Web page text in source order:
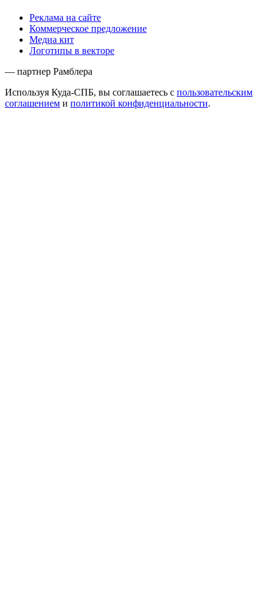
Реклама на сайте
Коммерческое предложение
Медиа кит
Логотипы в векторе
— партнер Рамблера
Используя Куда-СПБ, вы соглашаетесь с пользовательским
соглашением и политикой конфиденциальности.